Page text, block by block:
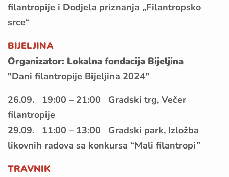
filantropije i Dodjela priznanja „Filantropsko
srce“
BIJELJINA
Organizator: Lokalna fondacija Bijeljina
"Dani filantropije Bijeljina 2024"
26.09. 19:00 – 21:00 Gradski trg, Večer
filantropije
29.09. 11:00 – 13:00 Gradski park, Izložba
likovnih radova sa konkursa “Mali filantropi”
TRAVNIK